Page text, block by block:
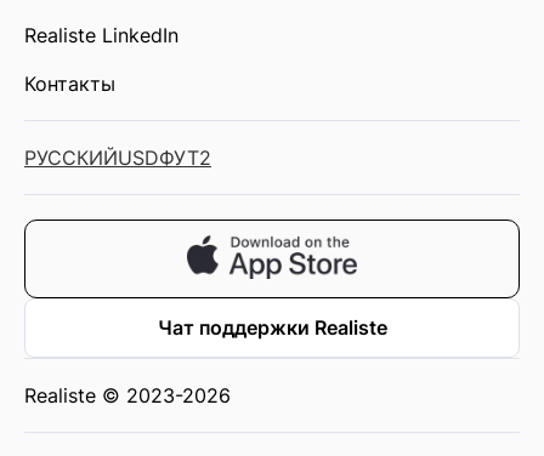
Realiste LinkedIn
Контакты
РУССКИЙUSDФУТ2
Чат поддержки Realiste
Realiste © 2023-2026